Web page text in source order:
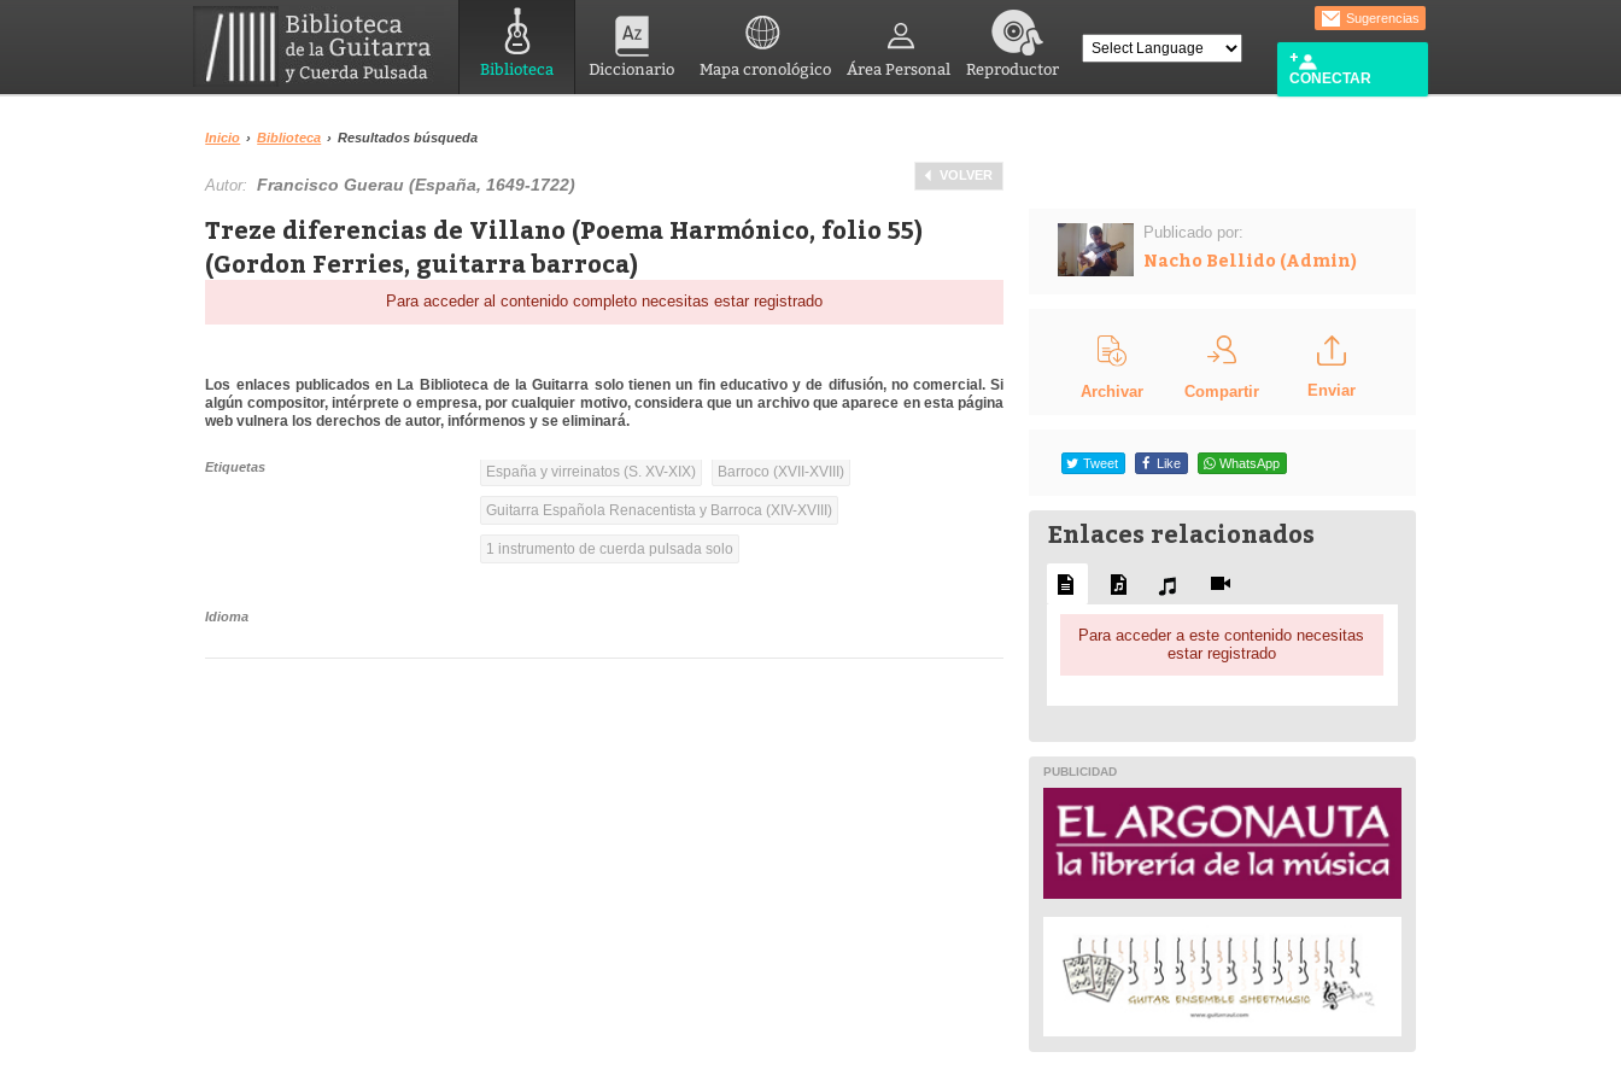
Biblioteca Diccionario Mapa cronológico Área Personal Reproductor
Sugerencias
CONECTAR
Inicio › Biblioteca › Resultados búsqueda
VOLVER
Autor:Francisco Guerau (España, 1649-1722)
Treze diferencias de Villano (Poema Harmónico, folio 55)
(Gordon Ferries, guitarra barroca)
Para acceder al contenido completo necesitas estar registrado
Los enlaces publicados en La Biblioteca de la Guitarra solo tienen un fin educativo y de difusión, no comercial. Si
algún compositor, intérprete o empresa, por cualquier motivo, considera que un archivo que aparece en esta página
web vulnera los derechos de autor, infórmenos y se eliminará.
Etiquetas España y virreinatos (S. XV-XIX) Barroco (XVII-XVIII)
Guitarra Española Renacentista y Barroca (XIV-XVIII)
1 instrumento de cuerda pulsada solo
Idioma
Publicado por:
Nacho Bellido (Admin)
Archivar Compartir Enviar
Tweet Like WhatsApp
Enlaces relacionados
Para acceder a este contenido necesitas
estar registrado
PUBLICIDAD